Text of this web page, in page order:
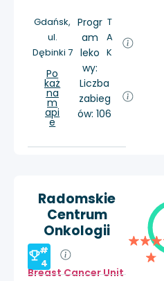
Gdańsk,
ul.
Dębinki 7
Po
każ
na
m
api
e
Progr
am
leko
wy:
T
A
K
Liczba
zabieg
ów: 106
Radomskie
Centrum
Onkologii
#
4
Breast Cancer Unit